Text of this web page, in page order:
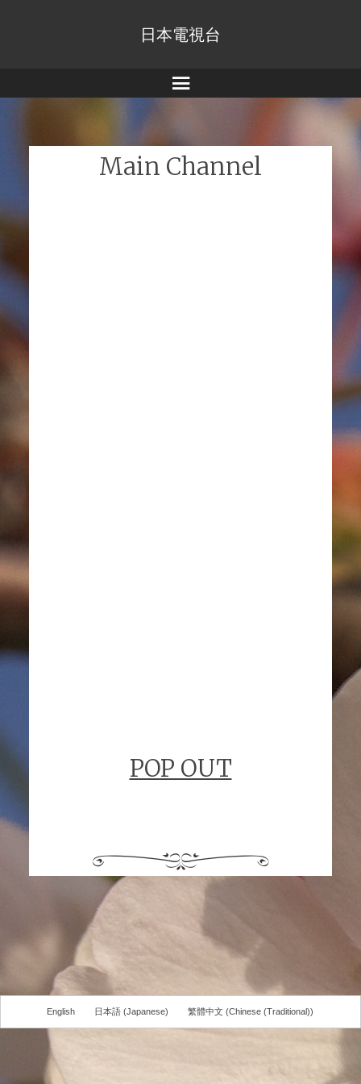
日本電視台
Menu
Main Channel
POP OUT
English 日本語 (Japanese) 繁體中文 (Chinese (Traditional))